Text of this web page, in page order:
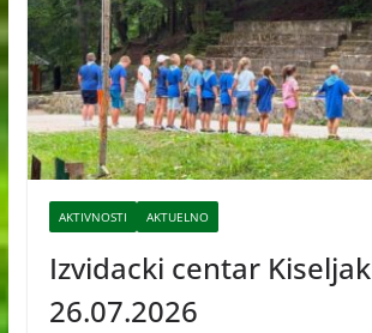
AKTIVNOSTI AKTUELNO
Izvidacki centar Kiseljak
26.07.2026